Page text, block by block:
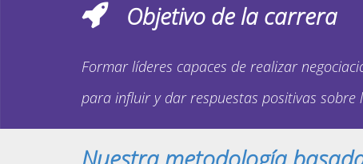
Objetivo de la carrera
Formar líderes capaces de realizar
para influir y dar respuestas positivas sobre